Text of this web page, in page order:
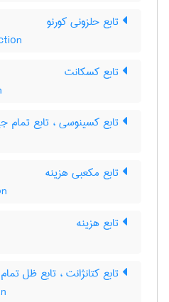
تابع حلزونی کورنو
تابع کسکانت
تابع کسینوسی ، تابع تمام
تابع مکعبی هزینه
تابع هزینه
تابع کتانژانت ، تابع ظل تمام